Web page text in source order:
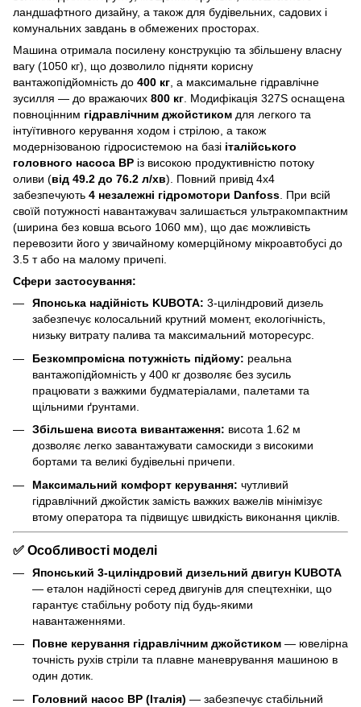
ландшафтного дизайну, а також для будівельних, садових і
комунальних завдань в обмежених просторах.
Машина отримала посилену конструкцію та збільшену власну
вагу (1050 кг), що дозволило підняти корисну
вантажопідйомність до 400 кг, а максимальне гідравлічне
зусилля — до вражаючих 800 кг. Модифікація 327S оснащена
повноцінним гідравлічним джойстиком для легкого та
інтуїтивного керування ходом і стрілою, а також
модернізованою гідросистемою на базі італійського
головного насоса BP із високою продуктивністю потоку
оливи (від 49.2 до 76.2 л/хв). Повний привід 4х4
забезпечують 4 незалежні гідромотори Danfoss. При всій
своїй потужності навантажувач залишається ультракомпактним
(ширина без ковша всього 1060 мм), що дає можливість
перевозити його у звичайному комерційному мікроавтобусі до
3.5 т або на малому причепі.
Сфери застосування:
Японська надійність KUBOTA: 3-циліндровий дизель
забезпечує колосальний крутний момент, екологічність,
низьку витрату палива та максимальний моторесурс.
Безкомпромісна потужність підйому: реальна
вантажопідйомність у 400 кг дозволяє без зусиль
працювати з важкими будматеріалами, палетами та
щільними ґрунтами.
Збільшена висота вивантаження: висота 1.62 м
дозволяє легко завантажувати самоскиди з високими
бортами та великі будівельні причепи.
Максимальний комфорт керування: чутливий
гідравлічний джойстик замість важких важелів мінімізує
втому оператора та підвищує швидкість виконання циклів.
✅ Особливості моделі
Японський 3-циліндровий дизельний двигун KUBOTA
— еталон надійності серед двигунів для спецтехніки, що
гарантує стабільну роботу під будь-якими
навантаженнями.
Повне керування гідравлічним джойстиком — ювелірна
точність рухів стріли та плавне маневрування машиною в
один дотик.
Головний насос BP (Італія) — забезпечує стабільний